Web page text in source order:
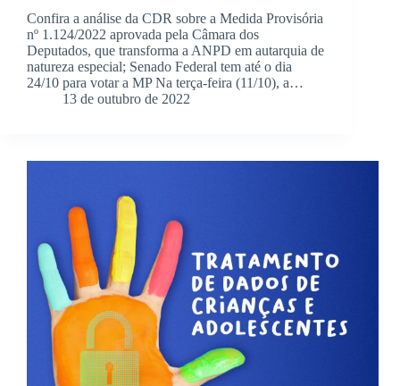
Confira a análise da CDR sobre a Medida Provisória
nº 1.124/2022 aprovada pela Câmara dos
Deputados, que transforma a ANPD em autarquia de
natureza especial; Senado Federal tem até o dia
24/10 para votar a MP Na terça-feira (11/10), a…
13 de outubro de 2022